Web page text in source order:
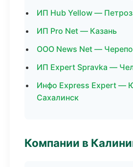
ИП Hub Yellow —
ИП Pro Net — Казань
ООО News Net —
ИП Expert Spravka —
Инфо Express Expert —
Сахалинск
Компании в